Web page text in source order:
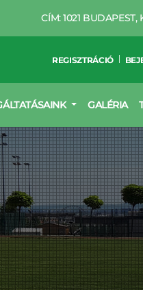
CÍM: 1021 BUDAPEST,
REGISZTRÁCIÓ
GALÉRIA